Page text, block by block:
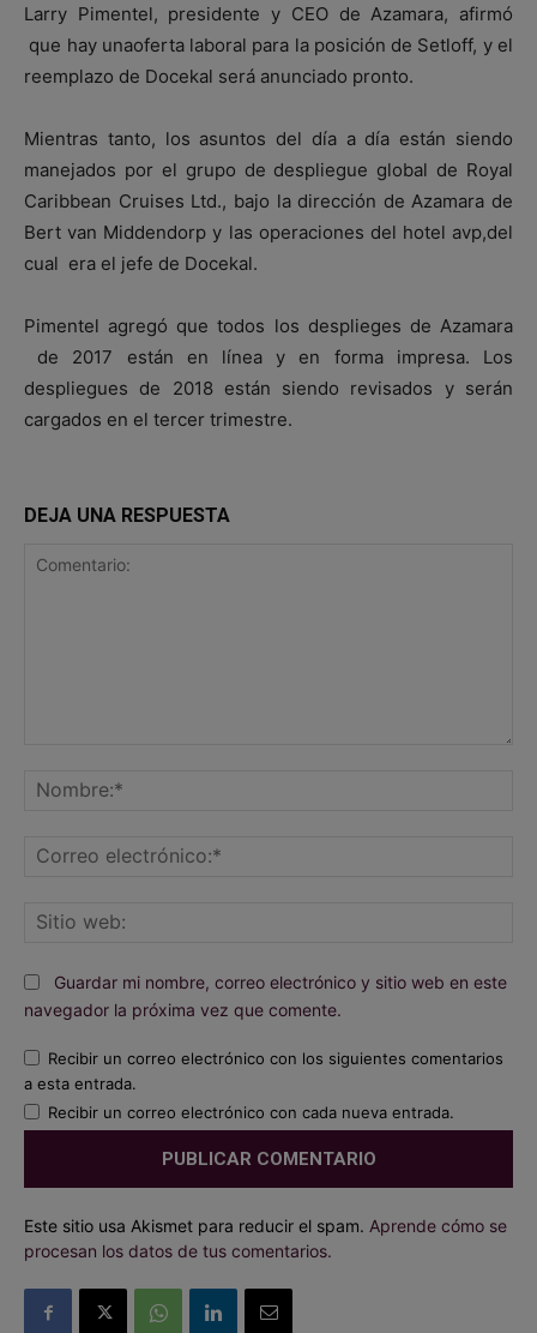
Larry Pimentel, presidente y CEO de Azamara, afirmó
que hay unaoferta laboral para la posición de Setloff, y el
reemplazo de Docekal será anunciado pronto.
Mientras tanto, los asuntos del día a día están siendo
manejados por el grupo de despliegue global de Royal
Caribbean Cruises Ltd., bajo la dirección de Azamara de
Bert van Middendorp y las operaciones del hotel avp,del
cual era el jefe de Docekal.
Pimentel agregó que todos los desplieges de Azamara
de 2017 están en línea y en forma impresa. Los
despliegues de 2018 están siendo revisados y serán
cargados en el tercer trimestre.
DEJA UNA RESPUESTA
Guardar mi nombre, correo electrónico y sitio web en este
navegador la próxima vez que comente.
Recibir un correo electrónico con los siguientes comentarios
a esta entrada.
Recibir un correo electrónico con cada nueva entrada.
Este sitio usa Akismet para reducir el spam. Aprende cómo se
procesan los datos de tus comentarios.